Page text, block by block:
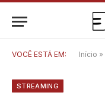
VOCÊ ESTÁ EM: Início »
STREAMING